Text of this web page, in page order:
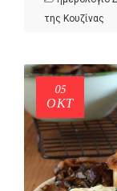
της Κουζίνας
05
ΟΚΤ